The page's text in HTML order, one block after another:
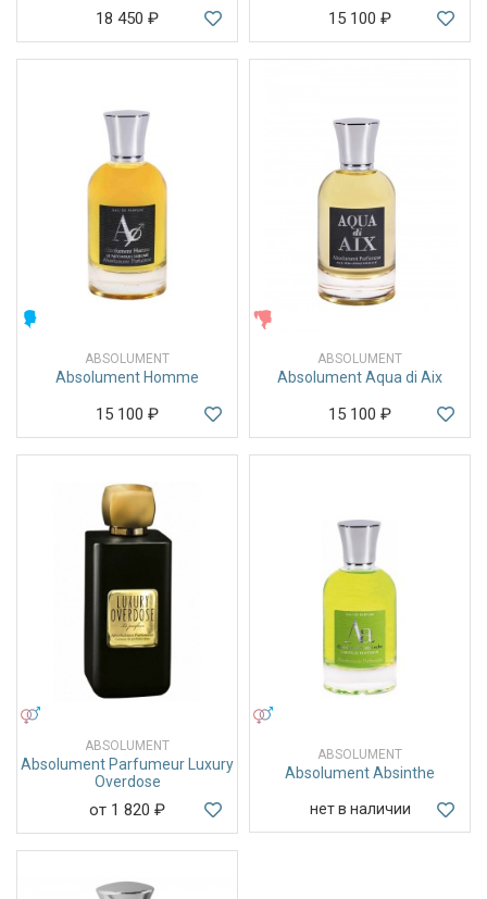
18 450 ₽ 15 100 ₽
ABSOLUMENT
Absolument Homme
15 100 ₽
ABSOLUMENT
Absolument Aqua di Aix
15 100 ₽
ABSOLUMENT
Absolument Parfumeur Luxury
Overdose
от 1 820 ₽
ABSOLUMENT
Absolument Absinthe
нет в наличии